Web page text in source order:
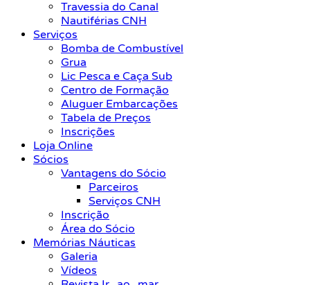
Travessia do Canal
Nautiférias CNH
Serviços
Bomba de Combustível
Grua
Lic Pesca e Caça Sub
Centro de Formação
Aluguer Embarcações
Tabela de Preços
Inscrições
Loja Online
Sócios
Vantagens do Sócio
Parceiros
Serviços CNH
Inscrição
Área do Sócio
Memórias Náuticas
Galeria
Vídeos